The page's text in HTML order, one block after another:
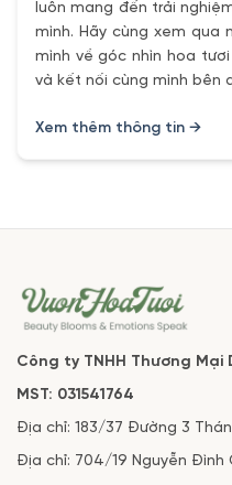
luôn mang đến trải
mình. Hãy cùng xem qua
mình về góc nhìn hoa
và kết nối cùng mình bên
Xem thêm thông tin →
Công ty TNHH Thương Mại
MST: 031541764
Địa chỉ: 183/37 Đường 3
Địa chỉ: 704/19 Nguyễn Đình